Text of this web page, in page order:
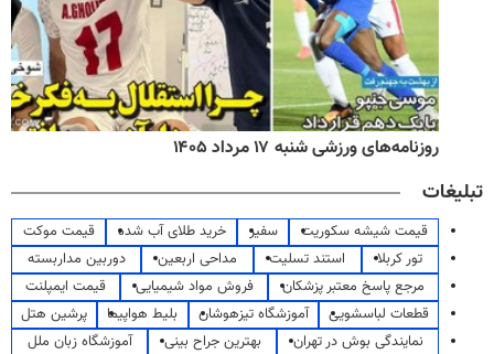
روزنامه‌های ورزشی شنبه ۱۷ مرداد ۱۴۰۵
تبلیغات
قیمت شیشه سکوریت سفیر خرید طلای آب شده
قیمت موکت
تور کربلا
استند تسلیت مداحی اربعین
دوربین مداربسته
مرجع پاسخ معتبر پزشکان
فروش مواد شیمیایی
قیمت ایمپلنت
قطعات لباسشویی
آموزشگاه تیزهوشان بلیط هواپیما
پرشین هتل
نمایندگی بوش در تهران
بهترین جراح بینی
آموزشگاه زبان ملل